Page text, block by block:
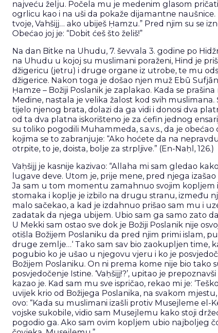
najveću želju. Počela mu je medenim glasom
ogrlicu kao i na uši da pokaže dijamantne
tvoje, Vahšijj… ako ubiješ Ḥamzu.” Pred njim su se
Obećao joj je: “Dobit ćeš što želiš!”
Na dan Bitke na Uhudu, 7. ševvala 3. godine po
na Uhudu u kojoj su muslimani poraženi, Hind je
džigericu (jetru) i druge organe iz utrobe, te mu
džigerice. Nakon toga je došao njen muž Ebū
Ḥamze – Božiji Poslanik je zaplakao. Kada se
Medine, nastala je velika žalost kod svih
tijelo njenog brata, dolazi da ga vidi i donosi dva
od ta dva platna iskorišteno je za ćefin jednog
su toliko pogodili Muhammeda, s.a.v.s., da je
kojima se to zabranjuje: “Ako hoćete da na
otrpite, to je, doista, bolje za strpljive.” (En-Naḥl, 126.)
Vaḥšijj je kasnije kazivao: “Allaha mi sam gledao
lugave deve. Utom je, prije mene, pred njega
Ja sam u tom momentu zamahnuo svojim kopljem
stomaka i koplje je izbilo na drugu stranu, između
malo sačekao, a kad je izdahnuo prišao sam mu i
zadatak da njega ubijem. Ubio sam ga samo zato
U Mekki sam ostao sve dok je Božiji Poslanik nije
otišla Božijem Poslaniku da pred njim primi islam,
druge zemlje…‘ Tako sam sav bio zaokupljen time,
pogubio ko je ušao u njegovu vjeru i ko je
Božijem Poslaniku. On ni prema kome nije bio
posvjedočenje Istine. ‘Vaḥšijj!?’, upitao je
kazao je. Kad sam mu sve ispričao, rekao mi je:
uvijek krio od Božijega Poslanika, na svakom
ovo: “Kada su muslimani izašli protiv Musejleme el-
vojske sukobile, vidio sam Musejlemu kako stoji
pogodio ga. Ako sam ovim kopljem ubio najboljeg